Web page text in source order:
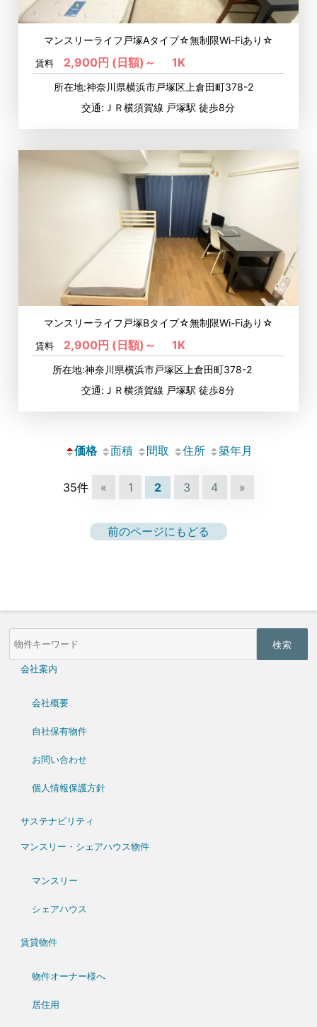
マンスリーライフ戸塚Aタイプ☆無制限Wi-Fiあり☆
賃料 2,900円 (日額)～ 1K
所在地:神奈川県横浜市戸塚区上倉田町378-2
交通:ＪＲ横須賀線 戸塚駅 徒歩8分
マンスリーライフ戸塚Bタイプ☆無制限Wi-Fiあり☆
賃料 2,900円 (日額)～ 1K
所在地:神奈川県横浜市戸塚区上倉田町378-2
交通:ＪＲ横須賀線 戸塚駅 徒歩8分
価格 面積 間取 住所 築年月
35件 « 1 2 3 4 »
前のページにもどる
物
件
会社案内
会社概要
自社保有物件
お問い合わせ
個人情報保護方針
サステナビリティ
マンスリー・シェアハウス物件
マンスリー
シェアハウス
賃貸物件
物件オーナー様へ
居住用